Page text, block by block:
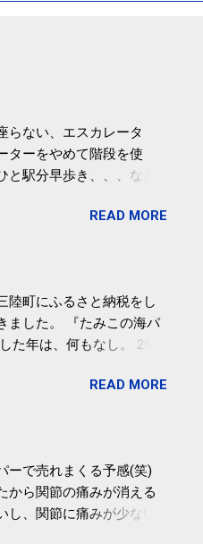
らない、エスカレータ
ターをやめて階段を使
と駅分早歩き、、、など
ポーツウェア・シューズで
が運動ではない。 食べ
る、との結果を筑波大の
発表した。改善が期待で
度の飲酒が原因ではない
効果があるという。 正田
なくても効果」 - ニュー
（医療・健康）
READ MORE
陸町にふるさと納税をし
ました。 『たみこの海パ
た年は、何もなし。 2年
海パック』。 ボランティ
なかったので、貰えると
してる感が伝わってきて
あと、ふるさと納税が節
READ MORE
ーで売れまくる予感(笑)
から関節の痛みが消える
し、関節に痛みが少ない